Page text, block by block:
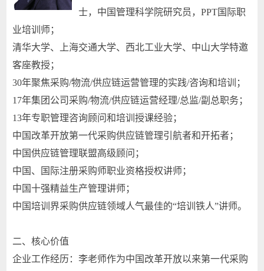
士，中国管理科学院研究员，PPT国际职
业培训师；
清华大学、上海交通大学、西北工业大学、中山大学特邀
客座教授；
30年聚焦采购/物流/供应链运营管理的实践/咨询和培训；
17年集团公司采购/物流/供应链运营经理/总监/副总职务；
13年专职管理咨询顾问和培训授课经验；
中国改革开放第一代采购供应链管理引航者和开拓者；
中国供应链管理联盟高级顾问；
中国、国际注册采购师职业资格授权讲师；
中国十强精益生产管理讲师；
中国培训界采购供应链领域人气最佳的“培训铁人”讲师。
二、核心价值
企业工作经历：李老师作为中国改革开放以来第一代采购